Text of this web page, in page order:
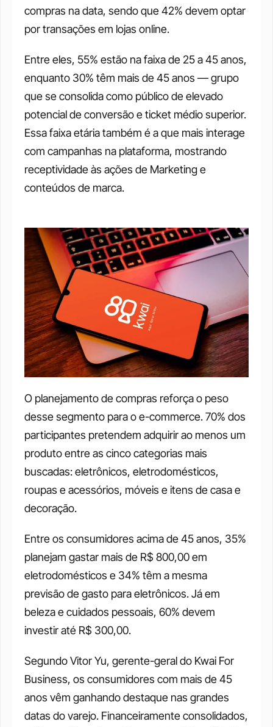
compras na data, sendo que 42% devem optar
por transações em lojas online.
Entre eles, 55% estão na faixa de 25 a 45 anos,
enquanto 30% têm mais de 45 anos — grupo
que se consolida como público de elevado
potencial de conversão e ticket médio superior.
Essa faixa etária também é a que mais interage
com campanhas na plataforma, mostrando
receptividade às ações de Marketing e
conteúdos de marca.
O planejamento de compras reforça o peso
desse segmento para o e-commerce. 70% dos
participantes pretendem adquirir ao menos um
produto entre as cinco categorias mais
buscadas: eletrônicos, eletrodomésticos,
roupas e acessórios, móveis e itens de casa e
decoração.
Entre os consumidores acima de 45 anos, 35%
planejam gastar mais de R$ 800,00 em
eletrodomésticos e 34% têm a mesma
previsão de gasto para eletrônicos. Já em
beleza e cuidados pessoais, 60% devem
investir até R$ 300,00.
Segundo Vitor Yu, gerente-geral do Kwai For
Business, os consumidores com mais de 45
anos vêm ganhando destaque nas grandes
datas do varejo. Financeiramente consolidados,